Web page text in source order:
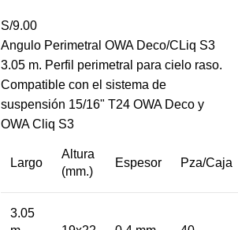
S/9.00
Angulo Perimetral OWA Deco/CLiq S3
3.05 m. Perfil perimetral para cielo raso.
Compatible con el sistema de
suspensión 15/16" T24 OWA Deco y
OWA Cliq S3
Largo
Altura
(mm.)
Espesor Pza/Caja
3.05